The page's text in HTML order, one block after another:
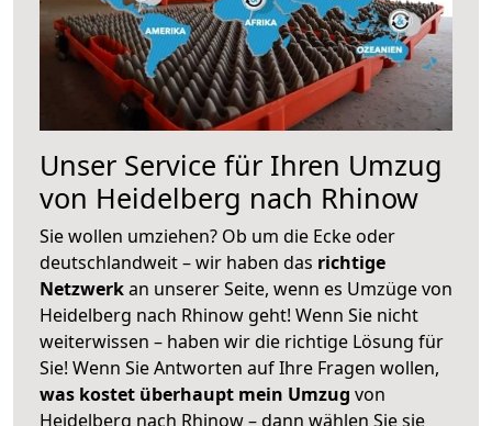
Unser Service für Ihren Umzug
von Heidelberg nach Rhinow
Sie wollen umziehen? Ob um die Ecke oder
deutschlandweit – wir haben das richtige
Netzwerkan unserer Seite, wenn es Umzüge von
Heidelberg nach Rhinow geht! Wenn Sie nicht
weiterwissen – haben wir die richtige Lösung für
Sie! Wenn Sie Antworten auf Ihre Fragen wollen,
was kostet überhaupt mein Umzug von
Heidelberg nach Rhinow – dann wählen Sie sie